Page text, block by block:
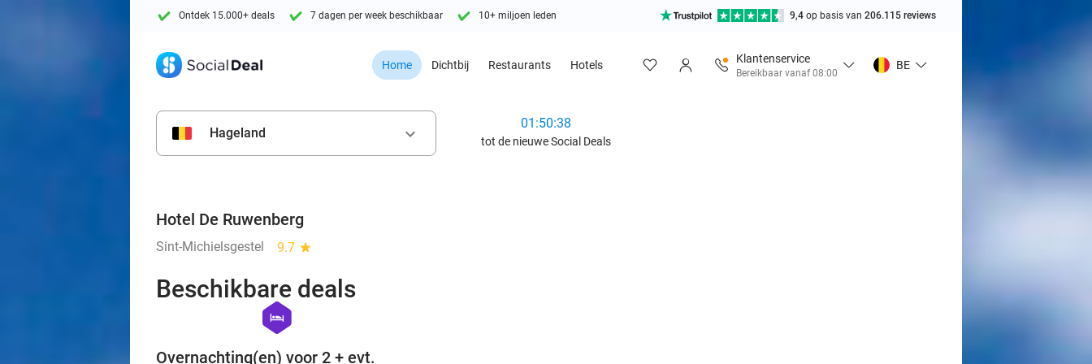
Ontdek 15.000+ deals 7 dagen per week beschikbaar 10+ miljoen leden 9,4 op basis van 206.115 reviews
Home Dichtbij Restaurants Hotels
Klantenservice
Bereikbaar vanaf 08:00
BE
Hageland keyboard_arrow_down
01:50:36
tot de nieuwe Social Deals
Hotel De Ruwenberg
Sint-Michielsgestel 9.7 star
Beschikbare deals
hexagon
hotel
Overnachting(en) voor 2 + evt.